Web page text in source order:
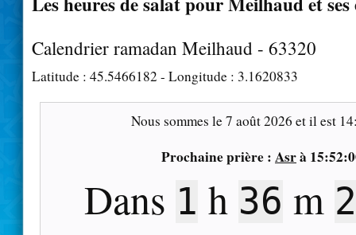
Calendrier ramadan Meilhaud - 63320
Latitude : 45.5466182 - Longitude : 3.1620833
Nous sommes le7 août 2026 et il est
Prochaine prière : Asrà
Dans 1 h 36 m